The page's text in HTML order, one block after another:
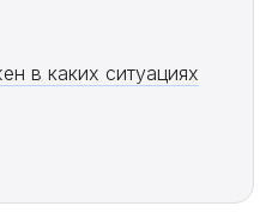
в каких ситуациях